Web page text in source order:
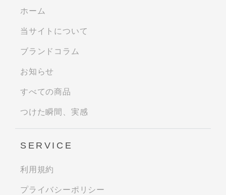
ホーム
当サイトについて
ブランドコラム
お知らせ
すべての商品
つけた瞬間、実感
SERVICE
利用規約
プライバシーポリシー